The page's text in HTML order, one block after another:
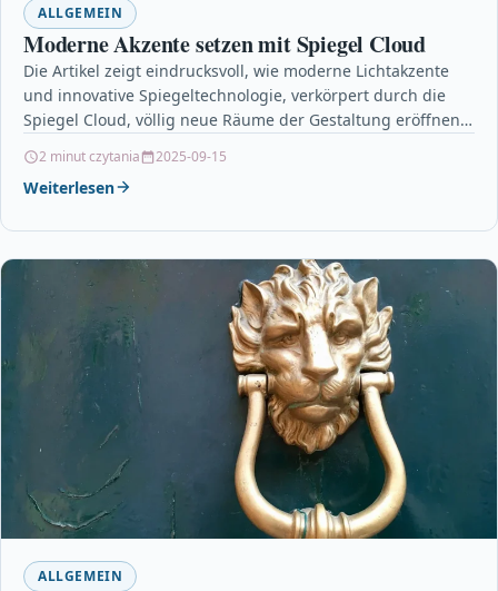
ALLGEMEIN
Moderne Akzente setzen mit Spiegel Cloud
Die Artikel zeigt eindrucksvoll, wie moderne Lichtakzente
und innovative Spiegeltechnologie, verkörpert durch die
Spiegel Cloud, völlig neue Räume der Gestaltung eröffnen.
2 minut czytania 2025-09-15
Weiterlesen
ALLGEMEIN